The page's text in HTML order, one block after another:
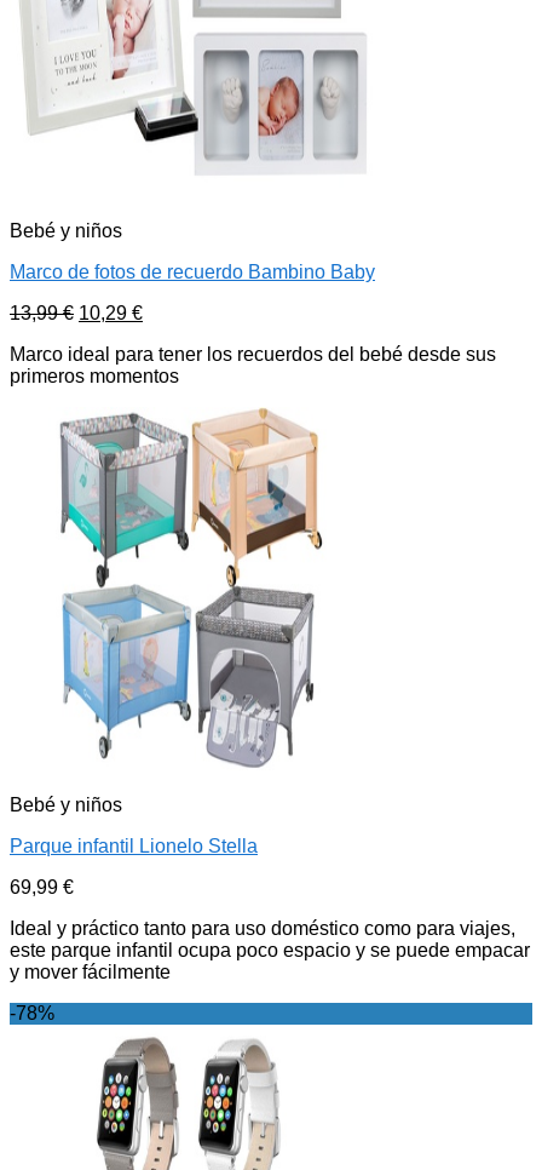
Bebé y niños
Marco de fotos de recuerdo Bambino Baby
13,99€ 10,29 €
Marco ideal para tener los recuerdos del bebé desde sus
primeros momentos
Bebé y niños
Parque infantil Lionelo Stella
69,99 €
Ideal y práctico tanto para uso doméstico como para viajes,
este parque infantil ocupa poco espacio y se puede empacar
y mover fácilmente
-78%